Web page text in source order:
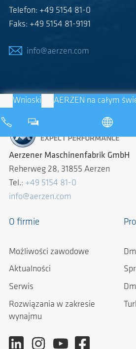
Telefon: +49 5154 81-0
Faks: +49 5154 81-9191
info@aerzen.com
Wnioski AERZEN na całym
Aerzener Maschinenfabrik GmbH
Reherweg 28, 31855 Aerzen
Tel.: +49 5154 81-0
info@aerzen.com
O firmie
Możliwości zawodowe
Aktualności
Serwis
Rozwiązania w zakresie
wynajmu